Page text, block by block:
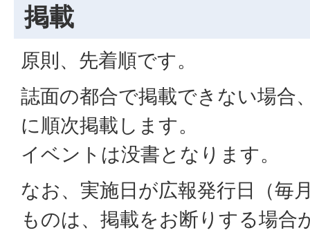
掲載
原則、先着順です。
誌面の都合で掲載できない場合
に順次掲載します。
イベントは没書となります。
なお、実施日が広報発行日（毎
ものは、掲載をお断りする場合